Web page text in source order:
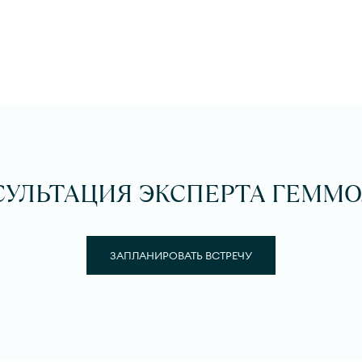
ЭКСПЕРТА
ЗАПЛАНИРОВАТЬ ВСТРЕЧУ